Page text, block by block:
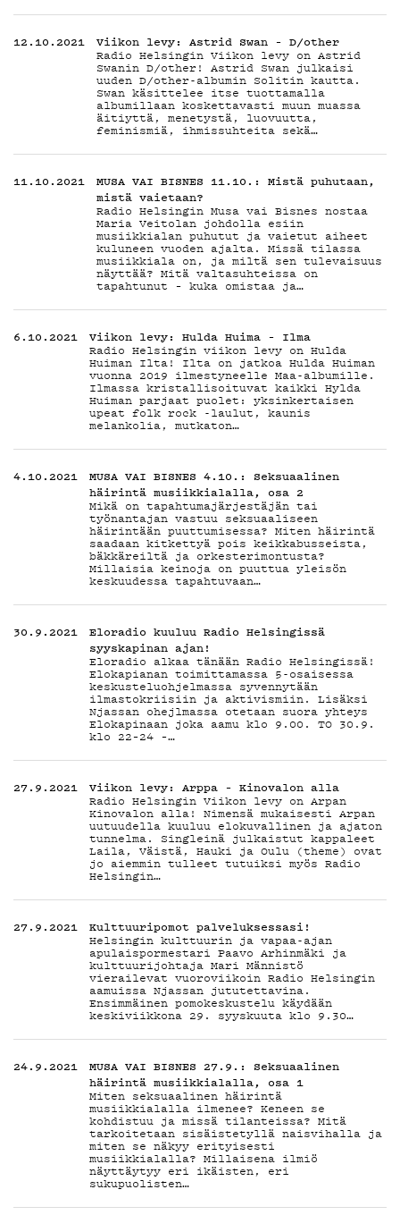
G
12.10.2021 Viikon levy: Astrid Swan – D/other
Radio Helsingin Viikon levy on Astrid
Swanin D/other! Astrid Swan julkaisi
uuden D/other-albumin Solitin kautta.
Swan käsittelee itse tuottamalla
albumillaan koskettavasti muun muassa
äitiyttä, menetystä, luovuutta,
feminismiä, ihmissuhteita sekä…
11.10.2021
MUSA VAI BISNES 11.10.: Mistä puhutaan,
mistä vaietaan?
Radio Helsingin Musa vai Bisnes nostaa
Maria Veitolan johdolla esiin
musiikkialan puhutut ja vaietut aiheet
kuluneen vuoden ajalta. Missä tilassa
musiikkiala on, ja miltä sen tulevaisuus
näyttää? Mitä valtasuhteissa on
tapahtunut – kuka omistaa ja…
6.10.2021 Viikon levy: Hulda Huima – Ilma
Radio Helsingin viikon levy on Hulda
Huiman Ilta! Ilta on jatkoa Hulda Huiman
vuonna 2019 ilmestyneelle Maa-albumille.
Ilmassa kristallisoituvat kaikki Hylda
Huiman parjaat puolet: yksinkertaisen
upeat folk rock -laulut, kaunis
melankolia, mutkaton…
4.10.2021
MUSA VAI BISNES 4.10.: Seksuaalinen
häirintä musiikkialalla, osa 2
Mikä on tapahtumajärjestäjän tai
työnantajan vastuu seksuaaliseen
häirintään puuttumisessa? Miten häirintä
saadaan kitkettyä pois keikkabusseista,
bäkkäreiltä ja orkesterimontusta?
Millaisia keinoja on puuttua yleisön
keskuudessa tapahtuvaan…
30.9.2021
Eloradio kuuluu Radio Helsingissä
syyskapinan ajan!
Eloradio alkaa tänään Radio Helsingissä!
Elokapianan toimittamassa 5-osaisessa
keskusteluohjelmassa syvennytään
ilmastokriisiin ja aktivismiin. Lisäksi
Njassan ohejlmassa otetaan suora yhteys
Elokapinaan joka aamu klo 9.00. TO 30.9.
klo 22–24 –…
27.9.2021 Viikon levy: Arppa – Kinovalon alla
Radio Helsingin Viikon levy on Arpan
Kinovalon alla! Nimensä mukaisesti Arpan
uutuudella kuuluu elokuvallinen ja ajaton
tunnelma. Singleinä julkaistut kappaleet
Laila, Väistä, Hauki ja Oulu (theme) ovat
jo aiemmin tulleet tutuiksi myös Radio
Helsingin…
27.9.2021 Kulttuuripomot palveluksessasi!
Helsingin kulttuurin ja vapaa-ajan
apulaispormestari Paavo Arhinmäki ja
kulttuurijohtaja Mari Männistö
vierailevat vuoroviikoin Radio Helsingin
aamuissa Njassan jututettavina.
Ensimmäinen pomokeskustelu käydään
keskiviikkona 29. syyskuuta klo 9.30…
24.9.2021
MUSA VAI BISNES 27.9.: Seksuaalinen
häirintä musiikkialalla, osa 1
Miten seksuaalinen häirintä
musiikkialalla ilmenee? Keneen se
kohdistuu ja missä tilanteissa? Mitä
tarkoitetaan sisäistetyllä naisvihalla ja
miten se näkyy erityisesti
musiikkialalla? Millaisena ilmiö
näyttäytyy eri ikäisten, eri
sukupuolisten…